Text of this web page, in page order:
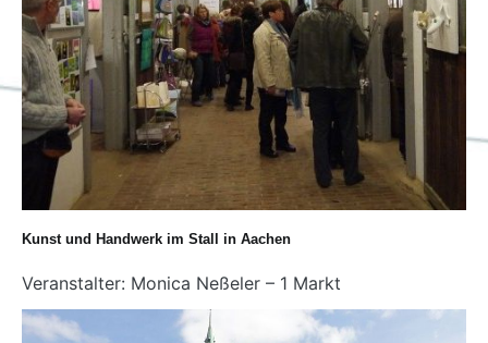
Kunst und Handwerk im Stall in Aachen
Veranstalter: Monica Neßeler – 1 Markt